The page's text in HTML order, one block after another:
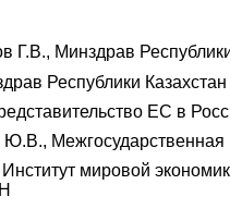
Г.В., Минздрав
Республики Казахстан
ЕС в
Межгосударственная
мировой